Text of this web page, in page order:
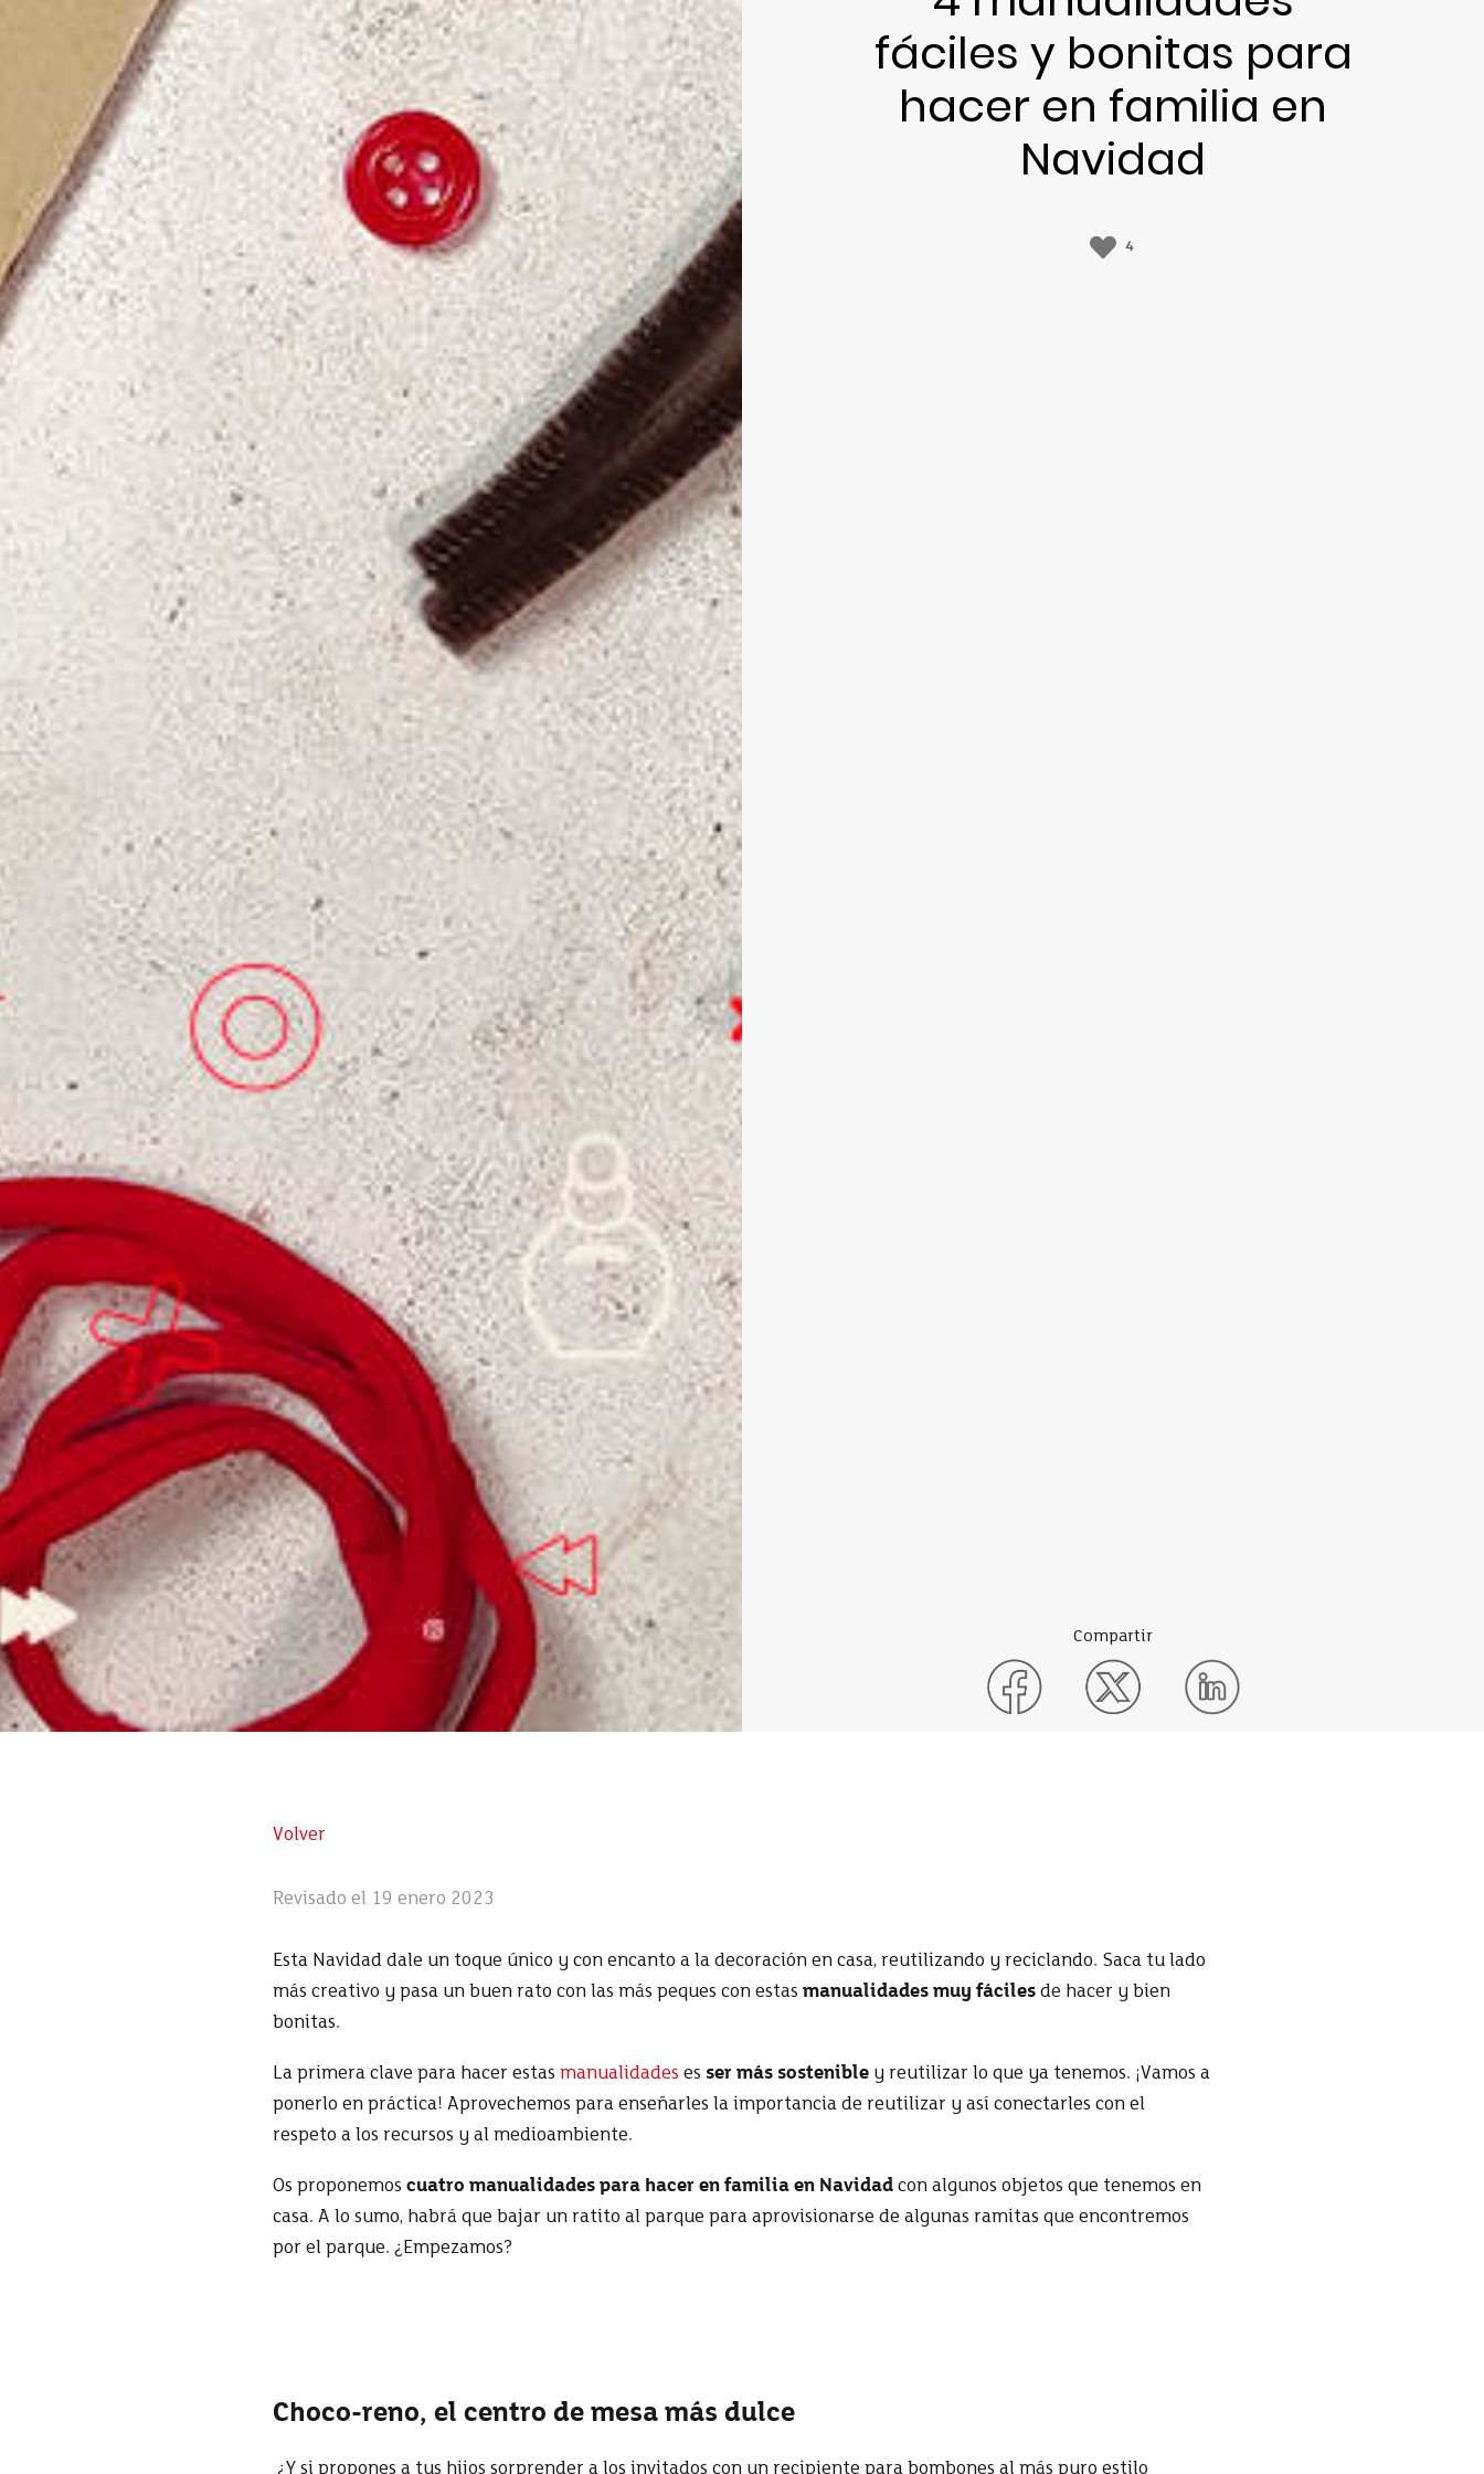
fáciles y bonitas para
hacer en familia en
Navidad
4
Compartir
Volver
Revisado el 19 enero 2023
Esta Navidad dale un toque único y con encanto a la decoración en casa, reutilizando y reciclando. Saca tu lado
más creativo y pasa un buen rato con las más peques con estas manualidades muy fáciles de hacer y bien
bonitas.
La primera clave para hacer estas manualidades es ser más sostenible y reutilizar lo que ya tenemos. ¡Vamos a
ponerlo en práctica! Aprovechemos para enseñarles la importancia de reutilizar y así conectarles con el
respeto a los recursos y al medioambiente.
Os proponemos cuatro manualidades para hacer en familia en Navidad con algunos objetos que tenemos en
casa. A lo sumo, habrá que bajar un ratito al parque para aprovisionarse de algunas ramitas que encontremos
por el parque. ¿Empezamos?
Choco-reno, el centro de mesa más dulce
¿Y si propones a tus hijos sorprender a los invitados con un recipiente para bombones al más puro estilo